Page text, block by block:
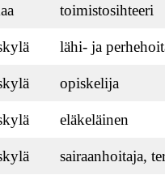
toimistosihteeri
lähi- ja
opiskelija
eläkeläinen
sairaanhoitaja,